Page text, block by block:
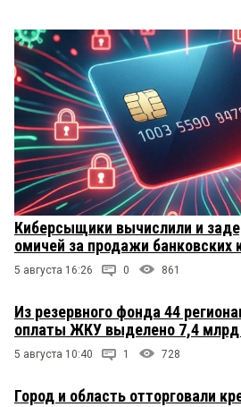
Киберсыщики вычислили и
омичей за продажи банковских
5 августа 16:26 0 861
Из резервного фонда 44
оплаты ЖКУ выделено 7,4 млрд
5 августа 10:40 1 728
Город и область отторговали